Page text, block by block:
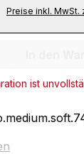
Preise inkl. MwSt.
Gib den
ist